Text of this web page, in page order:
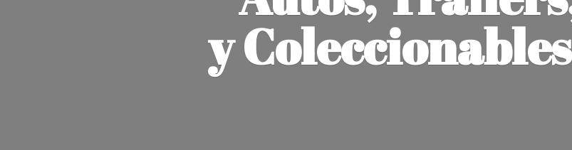
y Coleccionables